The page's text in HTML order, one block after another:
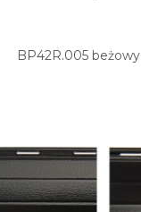
BP42R.005 beżowy